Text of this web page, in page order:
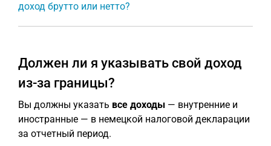
доход брутто или нетто?
Должен ли я указывать свой доход
из-за границы?
Вы должны указать все доходы — внутренние и
иностранные — в немецкой налоговой декларации
за отчетный период.